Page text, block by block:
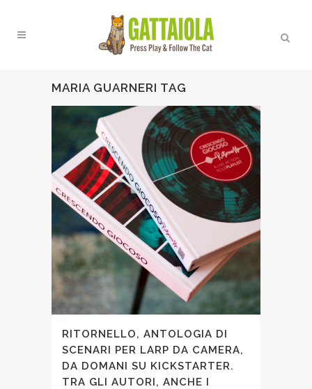
MARIA GUARNERI TAG
RITORNELLO, ANTOLOGIA DI
SCENARI PER LARP DA CAMERA,
DA DOMANI SU KICKSTARTER.
TRA GLI AUTORI, ANCHE I